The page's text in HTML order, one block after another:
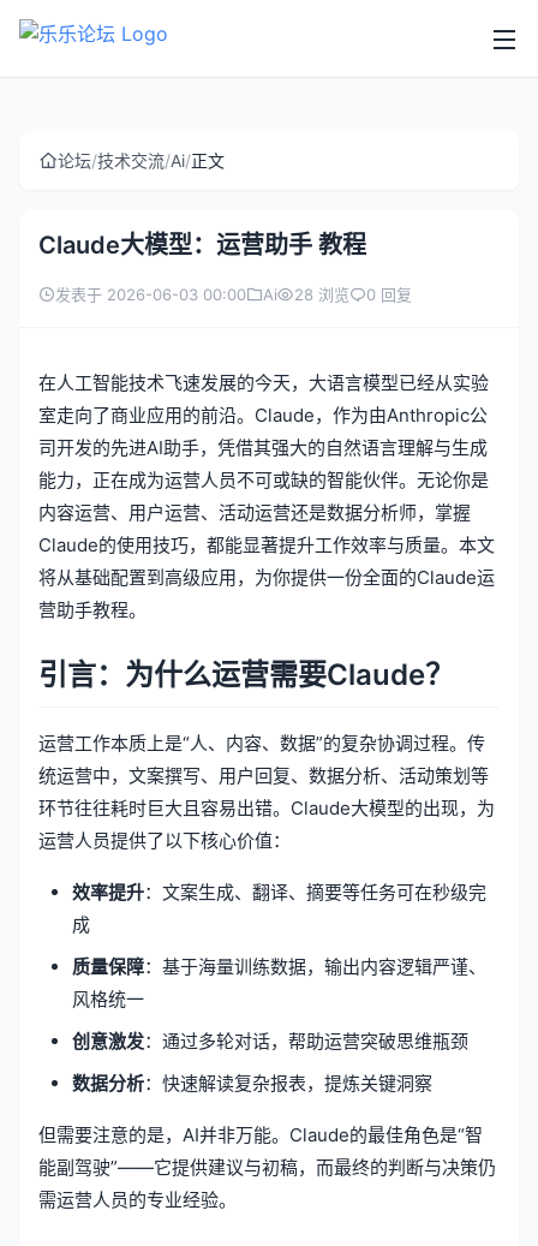
论坛/技术交流/Ai/正文
Claude大模型：运营助手 教程
发表于 2026-06-03 00:00 Ai 28 浏览 0 回复
在人工智能技术飞速发展的今天，大语言模型已经从实验
室走向了商业应用的前沿。Claude，作为由Anthropic公
司开发的先进AI助手，凭借其强大的自然语言理解与生成
能力，正在成为运营人员不可或缺的智能伙伴。无论你是
内容运营、用户运营、活动运营还是数据分析师，掌握
Claude的使用技巧，都能显著提升工作效率与质量。本文
将从基础配置到高级应用，为你提供一份全面的Claude运
营助手教程。
引言：为什么运营需要Claude？
运营工作本质上是“人、内容、数据”的复杂协调过程。传
统运营中，文案撰写、用户回复、数据分析、活动策划等
环节往往耗时巨大且容易出错。Claude大模型的出现，为
运营人员提供了以下核心价值：
效率提升：文案生成、翻译、摘要等任务可在秒级完
成
质量保障：基于海量训练数据，输出内容逻辑严谨、
风格统一
创意激发：通过多轮对话，帮助运营突破思维瓶颈
数据分析：快速解读复杂报表，提炼关键洞察
但需要注意的是，AI并非万能。Claude的最佳角色是“智
能副驾驶”——它提供建议与初稿，而最终的判断与决策仍
需运营人员的专业经验。